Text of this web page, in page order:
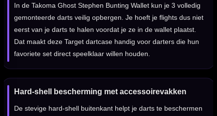
In de Takoma Ghost Stephen Bunting Wallet kun je 3 volledig
gemonteerde darts veilig opbergen. Je hoeft je flights dus niet
eerst van je darts te halen voordat je ze in de wallet plaatst.
Dat maakt deze Target dartcase handig voor darters die hun
favoriete set direct speelklaar willen houden.
Hard-shell bescherming met accessoirevakken
De stevige hard-shell buitenkant helpt je darts te beschermen